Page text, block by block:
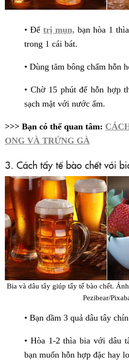
• Để trị mụn, bạn hòa 1
trong 1 cái bát.
• Dùng tăm bông chấm hỗn
• Chờ 15 phút để hỗn hợp
sạch mặt với nước ấm.
>>> Bạn có thể quan tâm:
ONG VÀ TRỨNG GÀ
3. Cách tẩy tế bào chết với
Bia và dâu tây giúp tẩy tế bào chết.
Pezibear/
• Bạn dầm 3 quả dâu tây
• Hòa 1-2 thìa bia với dâu
bạn muốn hỗn hợp đặc hay